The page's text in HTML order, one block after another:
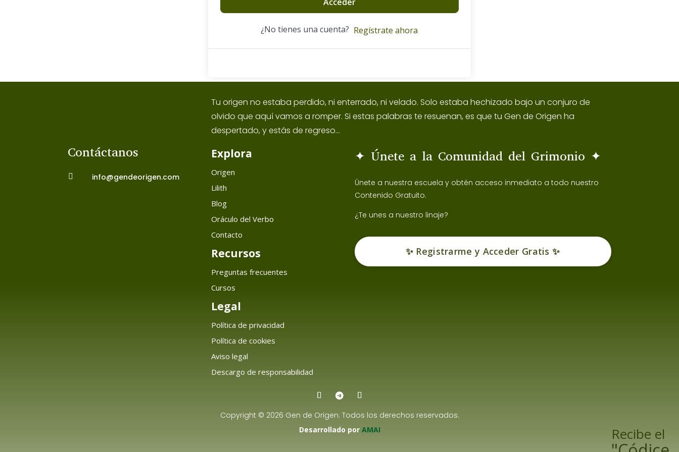
¿No tienes una cuenta? Regístrate ahora
Tu origen no estaba perdido, ni enterrado, ni velado. Solo estaba hechizado bajo un conjuro de
olvido que aquí vamos a romper. Si estas palabras te resuenan, es que tu Gen de Origen ha
despertado, y estás de regreso...
Contáctanos
 info@gendeorigen.com
Explora
Origen
Lilith
Blog
Oráculo del Verbo
Contacto
Recursos
Preguntas frecuentes
Cursos
Legal
Política de privacidad
Política de cookies
Aviso legal
Descargo de responsabilidad
✦ Únete a la Comunidad del Grimonio ✦
Únete a nuestra escuela y obtén acceso inmediato a todo nuestro
Contenido Gratuito.
¿Te unes a nuestro linaje?
✨ Registrarme y Acceder Gratis ✨
Copyright © 2026 Gen de Origen. Todos los derechos reservados.
Desarrollado por AMAI Recibe el